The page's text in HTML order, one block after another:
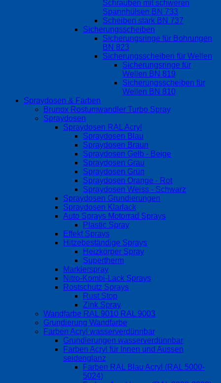
Schrauben mit schweren
Spannhülsen BN 733
Scheiben stark BN 737
Sicherungsscheiben
Sicherungsringe für Bohrungen
BN 823
Sicherungsscheiben für Wellen
Sicherungsringe für
Wellen BN 819
Sicherungsscheiben für
Wellen BN 810
Spraydosen & Farben
Brunox Rostumwandler Turbo Spray
Spraydosen
Spraydosen RAL Acryl
Spraydosen Blau
Spraydosen Braun
Spraydosen Gelb - Beige
Spraydosen Grau
Spraydosen Grün
Spraydosen Orange - Rot
Spraydosen Weiss - Schwarz
Spraydosen Grundierungen
Spraydosen Klarlack
Auto Sprays Motorrad Sprays
Plastic Spray
Effekt Sprays
Hitzebeständige Sprays
Heizkörper Spray
Supertherm
Markierspray
Nitro-Kombi-Lack Sprays
Rostschutz Sprays
Rust Stop
Zink Spray
Wandfarbe RAL 9010 RAL 9003
Grundierung Wandfarbe
Farben Acryl wasserverdünnbar
Grundierungen wasserverdünnbar
Farben Acryl für Innen und Aussen
seidenglanz
Farben RAL Blau Acryl (RAL 5000-
5024)